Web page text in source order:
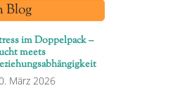
Blog
im Doppelpack –
meets
März 2026